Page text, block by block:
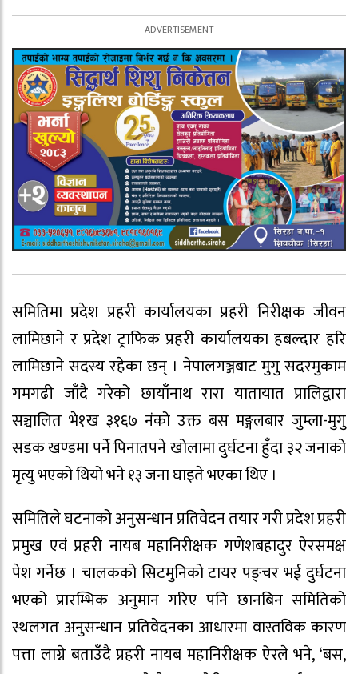
समितिमा प्रदेश प्रहरी कार्यालयका प्रहरी निरीक्षक जीवन
लामिछाने र प्रदेश ट्राफिक प्रहरी कार्यालयका हबल्दार हरि
लामिछाने सदस्य रहेका छन् । नेपालगञ्जबाट मुगु सदरमुकाम
गमगढी जाँदै गरेको छायाँनाथ रारा यातायात प्रालिद्वारा
सञ्चालित भे१ख ३१६७ नंको उक्त बस मङ्गलबार जुम्ला-मुगु
सडक खण्डमा पर्ने पिनातपने खोलामा दुर्घटना हुँदा ३२ जनाको
मृत्यु भएको थियो भने १३ जना घाइते भएका थिए ।
समितिले घटनाको अनुसन्धान प्रतिवेदन तयार गरी प्रदेश प्रहरी
प्रमुख एवं प्रहरी नायब महानिरीक्षक गणेशबहादुर ऐरसमक्ष
पेश गर्नेछ । चालकको सिटमुनिको टायर पङ्चर भई दुर्घटना
भएको प्रारम्भिक अनुमान गरिए पनि छानबिन समितिको
स्थलगत अनुसन्धान प्रतिवेदनका आधारमा वास्तविक कारण
पत्ता लाग्ने बताउँदै प्रहरी नायब महानिरीक्षक ऐरले भने, ‘बस,